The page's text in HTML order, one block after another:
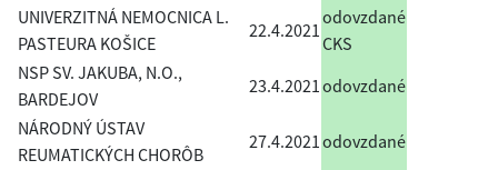
UNIVERZITNÁ NEMOCNICA L.
PASTEURA KOŠICE
22.4.2021
odovzdané
CKS
NSP SV. JAKUBA, N.O.,
BARDEJOV
23.4.2021 odovzdané
NÁRODNÝ ÚSTAV
REUMATICKÝCH CHORÔB
27.4.2021 odovzdané